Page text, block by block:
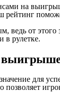
на
ведь от
в рулетке.